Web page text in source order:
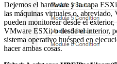
Dejemos el hardware y la capa
las máquinas virtuales o,
pueden monitorear desde el
VMware ESXi, o desde el interior,
sistema operativo huésped en
hacer ambas cosas.